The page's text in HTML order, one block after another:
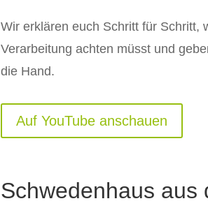
Wir erklären euch Schritt für Schritt,
Verarbeitung achten müsst und
die Hand.
Auf YouTube anschauen
Schwedenhaus aus